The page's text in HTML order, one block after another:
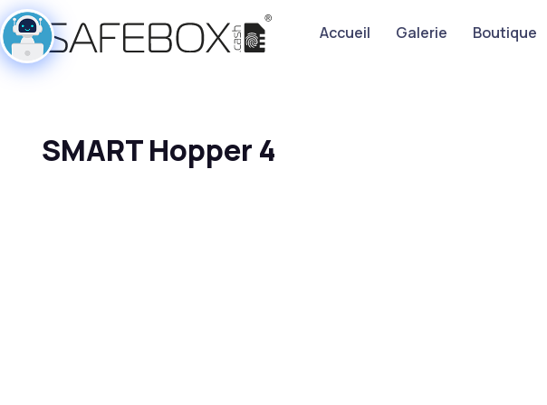
Accueil Galerie Boutique
SMART Hopper 4